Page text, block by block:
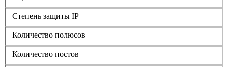
Степень защиты IP
Количество полюсов
Количество постов